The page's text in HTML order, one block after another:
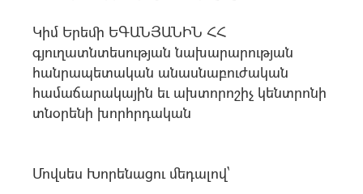
Կիմ Երեմի ԵԳԱՆՅԱՆԻՆ ՀՀ
գյուղատնտեսության նախարարության
հանրապետական անասնաբուժական
համաճարակային եւ ախտորոշիչ կենտրոնի
տնօրենի խորհրդական
Մովսես Խորենացու մեդալով`